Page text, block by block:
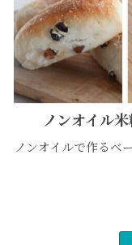
ノンオイル
ノンオイルで作るベ